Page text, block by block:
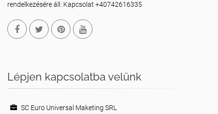
rendelkezésére áll: Kapcsolat +40742616335
Lépjen kapcsolatba velünk
SC Euro Universal Maketing SRL